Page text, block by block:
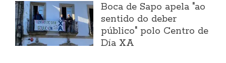
Boca de Sapo apela "ao
sentido do deber
público" polo Centro de
Día XA